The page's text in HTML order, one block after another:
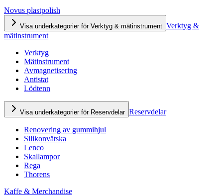
Novus plastpolish
Visa underkategorier för Verktyg & mätinstrument Verktyg &
mätinstrument
Verktyg
Mätinstrument
Avmagnetisering
Antistat
Lödtenn
Visa underkategorier för Reservdelar Reservdelar
Renovering av gummihjul
Silikonvätska
Lenco
Skallampor
Rega
Thorens
Kaffe & Merchandise